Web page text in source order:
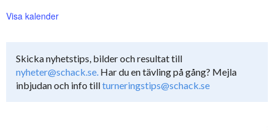
Visa kalender
Skicka nyhetstips, bilder och resultat till
nyheter@schack.se. Har du en tävling på gång? Mejla
inbjudan och info tillturneringstips@schack.se